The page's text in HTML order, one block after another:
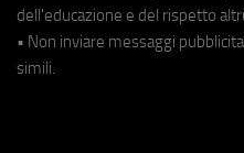
dell'educazione e del rispetto
• Non inviare messaggi
simili.